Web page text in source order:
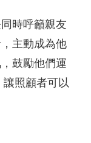
時呼籲親友
主動成為他
鼓勵他們運
照顧者可以